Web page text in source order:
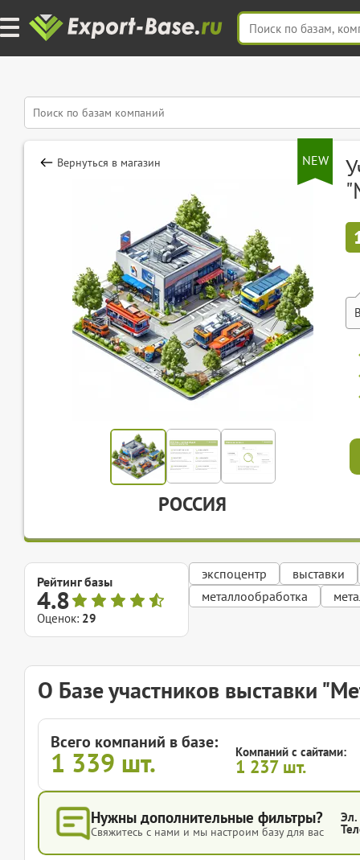
NEW
Вернуться в магазин
РОССИЯ
Рейтинг базы
4.8
Оценок: 29
экспоцентр
выставки
металлообработка
О Базе участников выставки
Всего компаний в базе:
1 339 шт. Компаний с сайтами:
1 237 шт.
Нужны дополнительные фильтры?
Свяжитесь с нами и мы настроим базу для вас
Эл.